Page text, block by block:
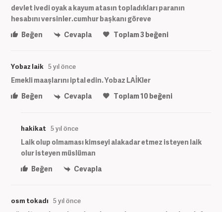
devlet ivedi oyak a kayum atasın topladıkları paranın
hesabını versinler.cumhur başkanı göreve
Beğen
Cevapla Toplam3beğeni
Yobaz laik 5 yıl önce
Emekli maaşlarını iptal edin. Yobaz LAİKler
Beğen
Cevapla Toplam10beğeni
hakikat 5 yıl önce
Laik olup olmaması kimseyi alakadar etmez isteyen laik
olur isteyen müslüman
Beğen
Cevapla
osm tokadı 5 yıl önce